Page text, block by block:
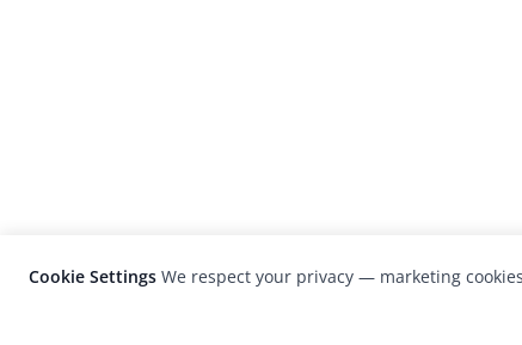
Cookie Settings We respect your privacy — marketing